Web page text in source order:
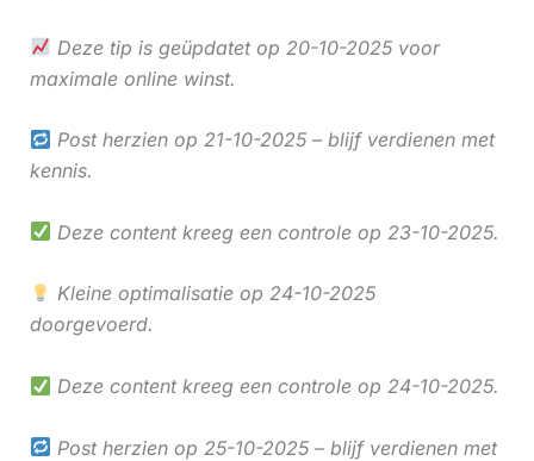
Deze tip is geüpdatet op 20-10-2025 voor
maximale online winst.
Post herzien op 21-10-2025 – blijf verdienen met
kennis.
Deze content kreeg een controle op 23-10-2025.
Kleine optimalisatie op 24-10-2025
doorgevoerd.
Deze content kreeg een controle op 24-10-2025.
Post herzien op 25-10-2025 – blijf verdienen met